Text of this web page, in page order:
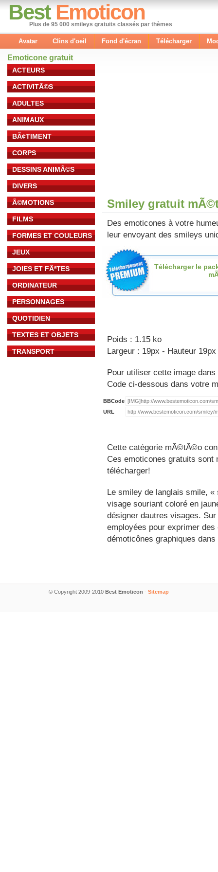
Best Emoticon
Plus de 95 000 smileys gratuits classés par thèmes
Avatar Clins d'oeil Fond d'écran Télécharger
Emoticone gratuit
ACTEURS
ACTIVITÃ©S
ADULTES
ANIMAUX
BÃ¢TIMENT
CORPS
DESSINS ANIMÃ©S
DIVERS
Ã©MOTIONS
FILMS
FORMES ET COULEURS
JEUX
JOIES ET FÃªTES
ORDINATEUR
PERSONNAGES
QUOTIDIEN
TEXTES ET OBJETS
TRANSPORT
Smiley gratuit
Des emoticones à votre
leur envoyant des smileys
Télécharger le
Poids : 1.15 ko
Largeur : 19px - Hauteur 19px
Pour utiliser cette image
Code ci-dessous dans votre
BBCode
URL
Cette catégorie mÃ©tÃ©o
Ces emoticones gratuits
télécharger!
Le smiley de langlais smile,
visage souriant coloré en
désigner dautres visages.
employées pour exprimer
démoticônes graphiques
© Copyright 2009-2010 Best Emoticon - Sitemap